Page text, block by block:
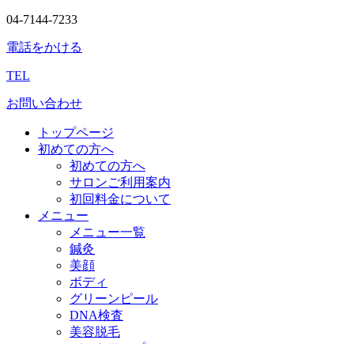
04-7144-7233
電話をかける
TEL
お問い合わせ
トップページ
初めての方へ
初めての方へ
サロンご利用案内
初回料金について
メニュー
メニュー一覧
鍼灸
美顔
ボディ
グリーンピール
DNA検査
美容脱毛